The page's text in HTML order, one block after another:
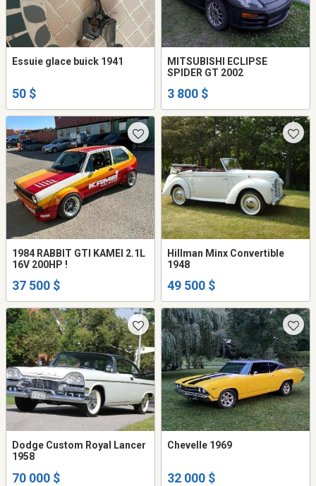
Essuie glace buick 1941
50 $
MITSUBISHI ECLIPSE
SPIDER GT 2002
3 800 $
1984 RABBIT GTI KAMEI 2.1L
16V 200HP !
37 500 $
Hillman Minx Convertible
1948
49 500 $
Dodge Custom Royal Lancer
1958
70 000 $
Chevelle 1969
32 000 $